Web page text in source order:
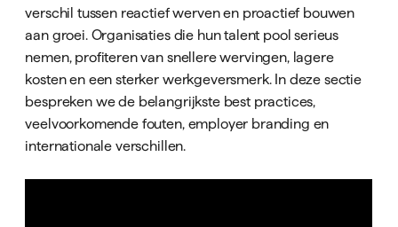
verschil tussen reactief werven en proactief bouwen
aan groei. Organisaties die hun talent pool serieus
nemen, profiteren van snellere wervingen, lagere
kosten en een sterker werkgeversmerk. In deze sectie
bespreken we de belangrijkste best practices,
veelvoorkomende fouten, employer branding en
internationale verschillen.